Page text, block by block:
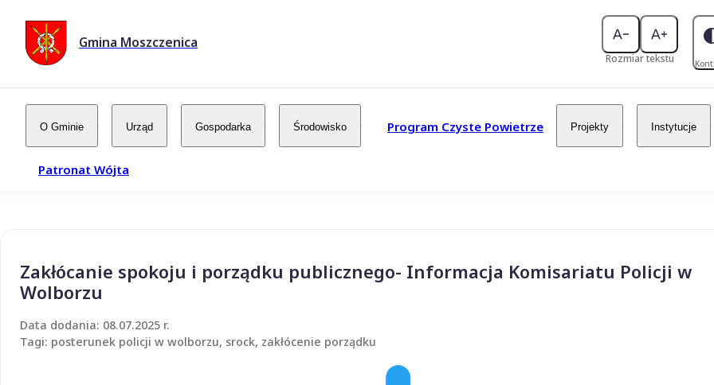
Gmina Moszczenica
Rozmiar tekstu
O Gminie Urząd Gospodarka Środowisko Program Czyste Powietrze Projekty Instytucje
Patronat Wójta
Zakłócanie spokoju i porządku publicznego- Informacja Komisariatu Policji w
Wolborzu
Data dodania: 08.07.2025 r.
Tagi: posterunek policji w wolborzu, srock, zakłócenie porządku